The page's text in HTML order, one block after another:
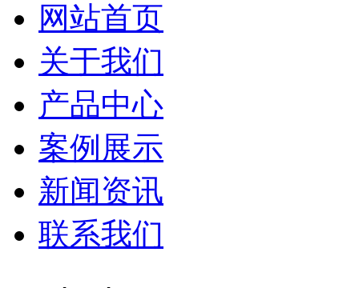
网站首页
关于我们
产品中心
案例展示
新闻资讯
联系我们